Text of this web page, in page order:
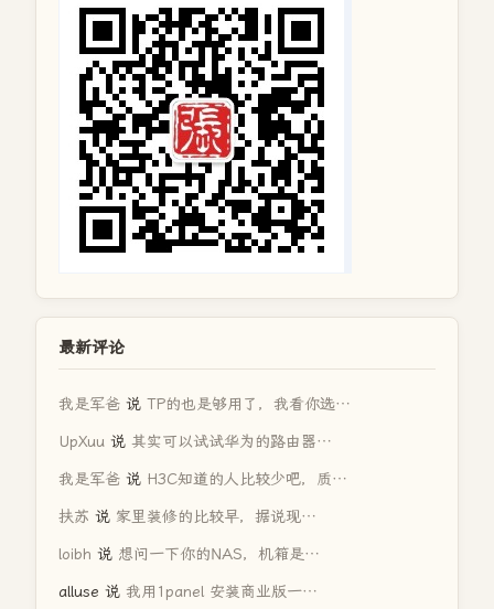
最新评论
我是军爸 说 TP的也是够用了，我看你选…
UpXuu 说 其实可以试试华为的路由器…
我是军爸 说 H3C知道的人比较少吧，质…
扶苏 说 家里装修的比较早，据说现…
loibh 说 想问一下你的NAS，机箱是…
alluse 说 我用1panel 安装商业版一…